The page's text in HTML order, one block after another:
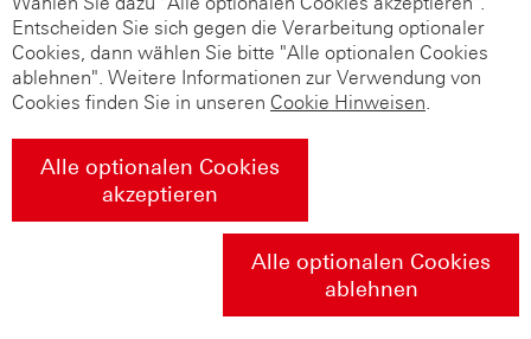
Entscheiden Sie sich gegen die Verarbeitung optionaler
Cookies, dann wählen Sie bitte "Alle optionalen Cookies
ablehnen". Weitere Informationen zur Verwendung von
Cookies finden Sie in unseren Cookie Hinweisen.
Alle optionalen Cookies
akzeptieren
Alle optionalen Cookies
ablehnen